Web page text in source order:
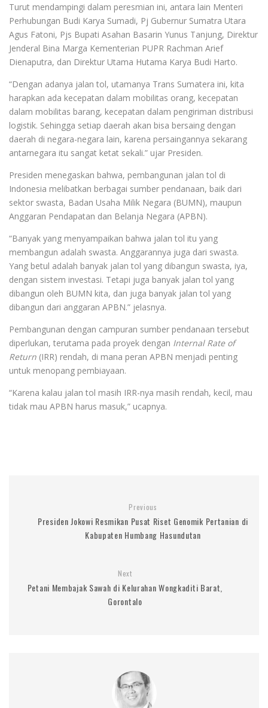
Turut mendampingi dalam peresmian ini, antara lain Menteri
Perhubungan Budi Karya Sumadi, Pj Gubernur Sumatra Utara
Agus Fatoni, Pjs Bupati Asahan Basarin Yunus Tanjung, Direktur
Jenderal Bina Marga Kementerian PUPR Rachman Arief
Dienaputra, dan Direktur Utama Hutama Karya Budi Harto.
“Dengan adanya jalan tol, utamanya Trans Sumatera ini, kita
harapkan ada kecepatan dalam mobilitas orang, kecepatan
dalam mobilitas barang, kecepatan dalam pengiriman distribusi
logistik. Sehingga setiap daerah akan bisa bersaing dengan
daerah di negara-negara lain, karena persaingannya sekarang
antarnegara itu sangat ketat sekali.” ujar Presiden.
Presiden menegaskan bahwa, pembangunan jalan tol di
Indonesia melibatkan berbagai sumber pendanaan, baik dari
sektor swasta, Badan Usaha Milik Negara (BUMN), maupun
Anggaran Pendapatan dan Belanja Negara (APBN).
“Banyak yang menyampaikan bahwa jalan tol itu yang
membangun adalah swasta. Anggarannya juga dari swasta.
Yang betul adalah banyak jalan tol yang dibangun swasta, iya,
dengan sistem investasi. Tetapi juga banyak jalan tol yang
dibangun oleh BUMN kita, dan juga banyak jalan tol yang
dibangun dari anggaran APBN.” jelasnya.
Pembangunan dengan campuran sumber pendanaan tersebut
diperlukan, terutama pada proyek dengan Internal Rate of
Return (IRR) rendah, di mana peran APBN menjadi penting
untuk menopang pembiayaan.
“Karena kalau jalan tol masih IRR-nya masih rendah, kecil, mau
tidak mau APBN harus masuk,” ucapnya.
Previous
Presiden Jokowi Resmikan Pusat Riset Genomik Pertanian di
Kabupaten Humbang Hasundutan
Next
Petani Membajak Sawah di Kelurahan Wongkaditi Barat,
Gorontalo